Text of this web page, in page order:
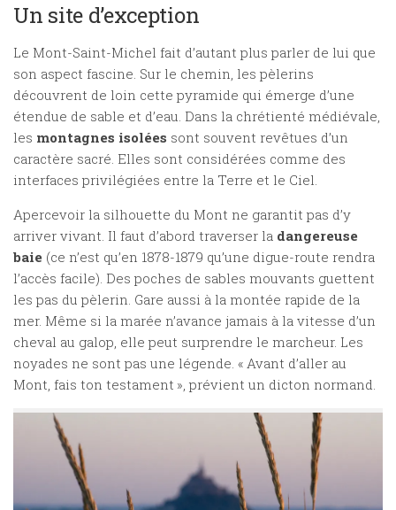
Un site d’exception
Le Mont-Saint-Michel fait d’autant plus parler de lui que
son aspect fascine. Sur le chemin, les pèlerins
découvrent de loin cette pyramide qui émerge d’une
étendue de sable et d’eau. Dans la chrétienté médiévale,
les montagnes isolées sont souvent revêtues d’un
caractère sacré. Elles sont considérées comme des
interfaces privilégiées entre la Terre et le Ciel.
Apercevoir la silhouette du Mont ne garantit pas d’y
arriver vivant. Il faut d’abord traverser la dangereuse
baie (ce n’est qu’en 1878-1879 qu’une digue-route rendra
l’accès facile). Des poches de sables mouvants guettent
les pas du pèlerin. Gare aussi à la montée rapide de la
mer. Même si la marée n’avance jamais à la vitesse d’un
cheval au galop, elle peut surprendre le marcheur. Les
noyades ne sont pas une légende. « Avant d’aller au
Mont, fais ton testament », prévient un dicton normand.